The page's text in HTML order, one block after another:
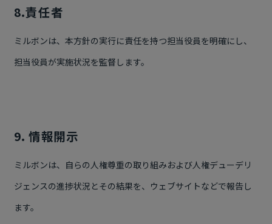
8.責任者
ミルボンは、本方針の実行に責任を持つ担当役員を明確にし、
担当役員が実施状況を監督します。
9. 情報開示
ミルボンは、自らの人権尊重の取り組みおよび人権デューデリ
ジェンスの進捗状況とその結果を、ウェブサイトなどで報告し
ます。